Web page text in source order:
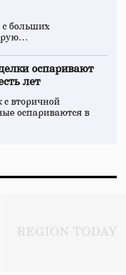
с больших
оспаривают
лет
с вторичной
оспариваются в